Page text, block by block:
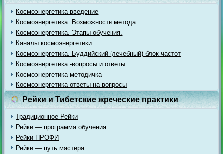
Космоэнергетика введение
Космоэнергетика. Возможности метода.
Космоэнергетика. Этапы обучения.
Каналы космоэнергетики
Космоэнергетика. Буддийский (лечебный) блок частот
Космоэнергетика -вопросы и ответы
Космоэнергетика методичка
Космоэнергетика ответы на вопросы
Рейки и Тибетские жреческие практики
Традиционное Рейки
Рейки — программа обучения
Рейки ПРОФИ
Рейки — путь мастера